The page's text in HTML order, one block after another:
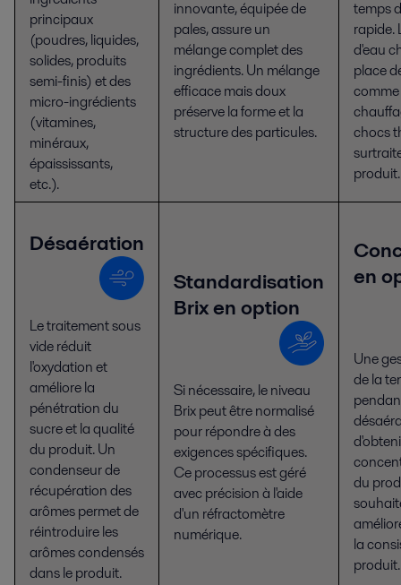
principaux
(poudres, liquides,
solides, produits
semi-finis) et des
micro-ingrédients
(vitamines,
minéraux,
épaississants,
etc.).
innovante, équipée de
pales, assure un
mélange complet des
ingrédients. Un mélange
efficace mais doux
préserve la forme et la
structure des particules.
temps
rapide.
d'eau
place
chocs
produit.
Désaération
Le traitement sous
vide réduit
l'oxydation et
améliore la
pénétration du
sucre et la qualité
du produit. Un
condenseur de
récupération des
arômes permet de
réintroduire les
arômes condensés
dans le produit.
Standardisation
Brix en option
Si nécessaire, le niveau
Brix peut être normalisé
pour répondre à des
exigences spécifiques.
Ce processus est géré
avec précision à l'aide
d'un réfractomètre
numérique.
en
Une
de la
du
la
produit.